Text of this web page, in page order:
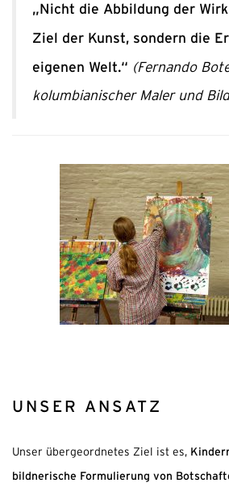
„Nicht die Abbildung der
Ziel der Kunst, sondern die
eigenen Welt.“ (Fernando
kolumbianischer Maler und
UNSER ANSATZ
Unser übergeordnetes Ziel ist es,
bildnerische Formulierung von